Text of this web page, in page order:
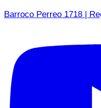
Barroco Perreo 1718 |